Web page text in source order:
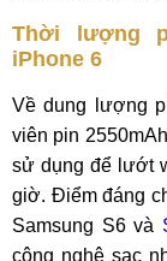
Thời lượng
iPhone 6
Về dung lượng
viên pin
sử dụng để lướt
giờ. Điểm đáng
Samsung S6 và
công nghệ sạc